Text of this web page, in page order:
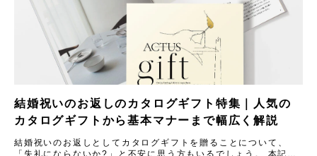
結婚祝いのお返しのカタログギフト特集｜人気の
カタログギフトから基本マナーまで幅広く解説
結婚祝いのお返しとしてカタログギフトを贈ることについて、
「失礼にならないか?」と不安に思う方もいるでしょう。 本記事